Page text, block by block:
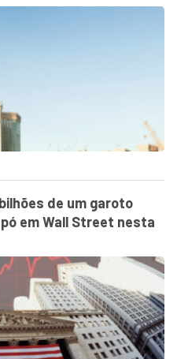
de um garoto
em Wall Street nesta